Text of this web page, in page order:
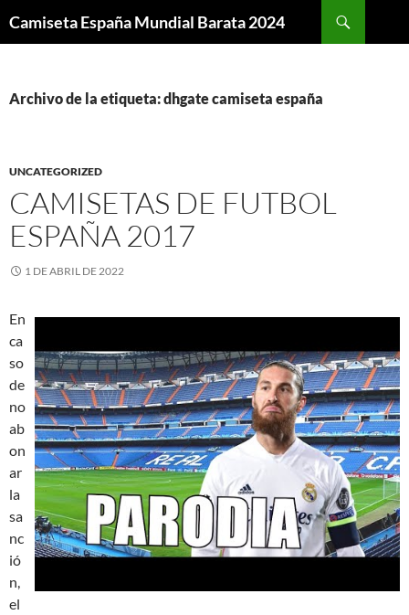
Camiseta España Mundial Barata 2024
Archivo de la etiqueta: dhgate camiseta españa
UNCATEGORIZED
CAMISETAS DE FUTBOL
ESPAÑA 2017
1 DE ABRIL DE 2022
En
ca
so
de
no
ab
on
ar
la
sa
nc
ió
n,
el